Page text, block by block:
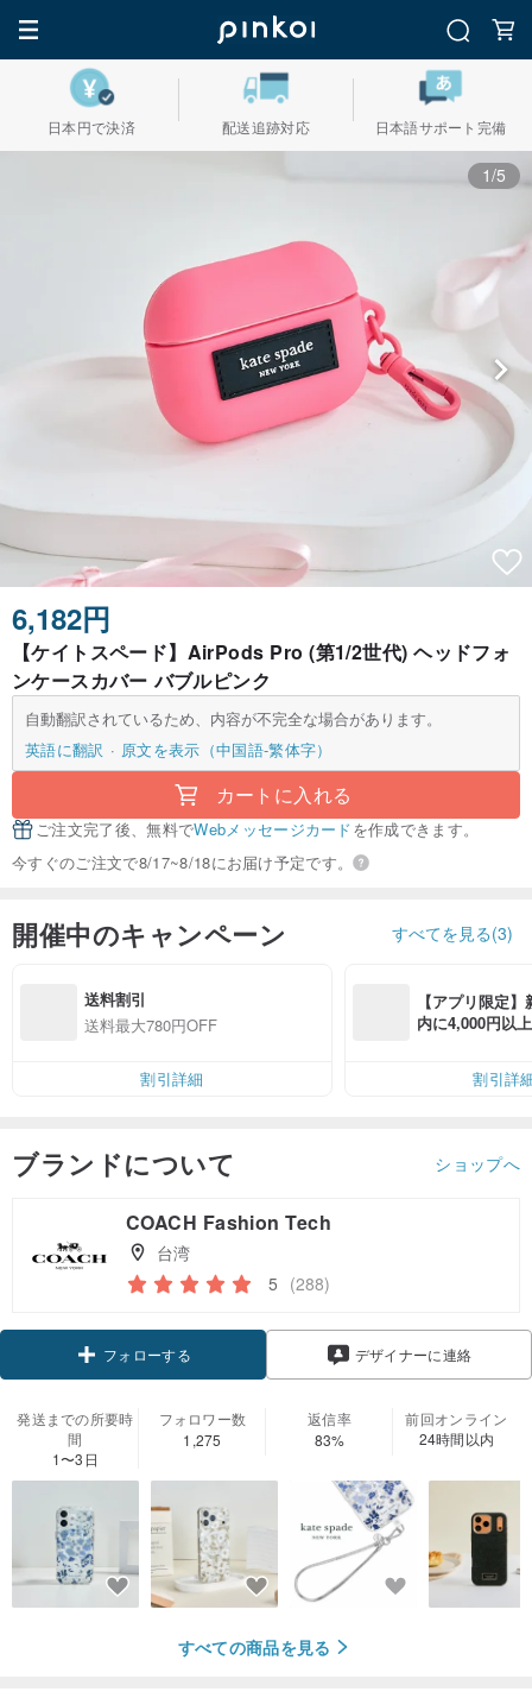
日本円で決済 配送追跡対応 日本語サポート完備
1/5
6,182円
【ケイトスペード】AirPods Pro (第1/2世代) ヘッドフォ
ンケースカバー バブルピンク
自動翻訳されているため、内容が不完全な場合があります。
英語に翻訳
原文を表示（中国語-繁体字）
カートに入れる
ご注文完了後、無料でWebメッセージカードを作成できます。
今すぐのご注文で8/17~8/18にお届け予定です。
開催中のキャンペーン すべてを見る(3)
送料割引
送料最大780円OFF
割引詳細
【アプリ限定
内に4,000円以
割引詳
ブランドについて ショップへ
COACH Fashion Tech
台湾
5 (288)
フォローする デザイナーに連絡
発送までの所要時
間
1〜3日
フォロワー数
1,275
返信率
83%
前回オンライン
24時間以内
すべての商品を見る